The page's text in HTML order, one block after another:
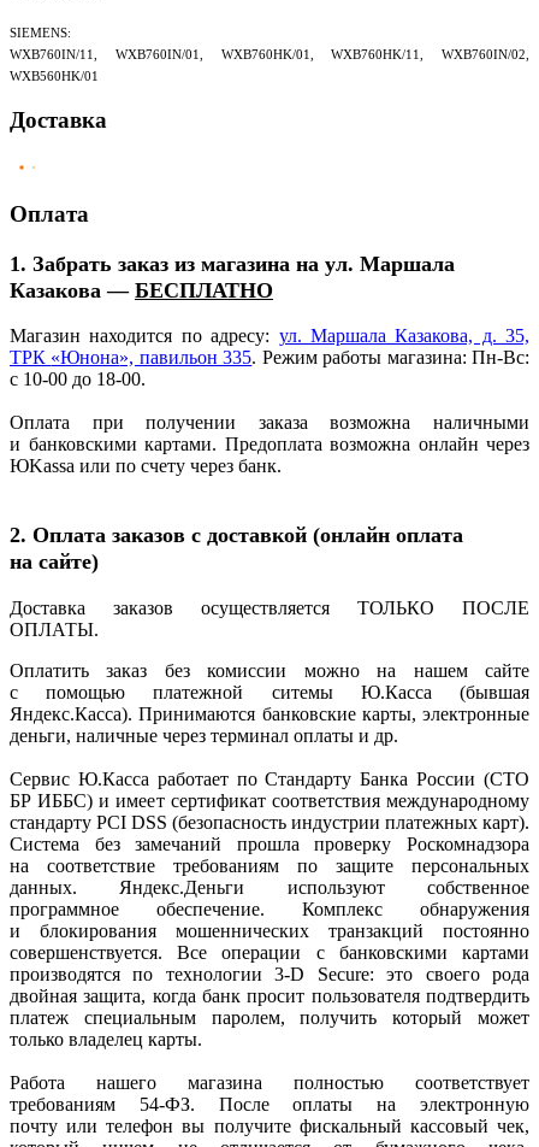
SIEMENS:
WXB760IN/11, WXB760IN/01, WXB760HK/01, WXB760HK/11, WXB760IN/02,
WXB560HK/01
Доставка
Оплата
1. Забрать заказ из магазина на ул. Маршала
Казакова — БЕСПЛАТНО
Магазин находится по адресу: ул. Маршала Казакова, д. 35,
ТРК «Юнона», павильон 335. Режим работы магазина: Пн-Вс:
с 10-00 до 18-00.
Оплата при получении заказа возможна наличными
и банковскими картами. Предоплата возможна онлайн через
ЮKassa или по счету через банк.
2. Оплата заказов с доставкой (онлайн оплата
на сайте)
Доставка заказов осуществляется ТОЛЬКО ПОСЛЕ
ОПЛАТЫ.
Оплатить заказ без комиссии можно на нашем сайте
с помощью платежной ситемы Ю.Касса
(бывшая
Яндекс.Касса). Принимаются банковские карты, электронные
деньги, наличные через терминал оплаты и др.
Сервис Ю.Касса работает по Стандарту Банка России (СТО
БР ИББС) и имеет сертификат соответствия международному
стандарту PCI DSS (безопасность индустрии платежных карт).
Система без замечаний прошла проверку Роскомнадзора
на соответствие требованиям по защите персональных
данных. Яндекс.Деньги используют собственное
программное обеспечение. Комплекс обнаружения
и блокирования мошеннических транзакций постоянно
совершенствуется. Все операции с банковскими картами
производятся по технологии 3-D Secure: это своего рода
двойная защита, когда банк просит пользователя подтвердить
платеж специальным паролем, получить который может
только владелец карты.
Работа нашего магазина полностью соответствует
требованиям 54-ФЗ. После оплаты на электронную
почту или телефон вы получите фискальный кассовый чек,